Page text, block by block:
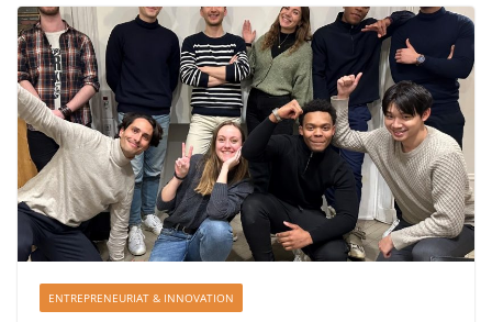
ENTREPRENEURIAT & INNOVATION